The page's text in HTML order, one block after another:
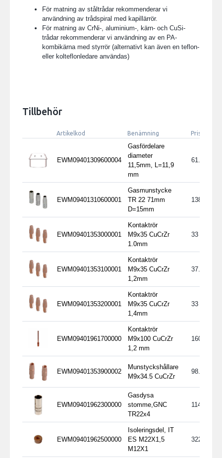
För matning av ståltrådar rekommenderar vi
användning av trådspiral med kapillärrör.
För matning av CrNi-, aluminium-, kärn- och CuSi-
trådar rekommenderar vi användning av en PA-
kombikärna med styrrör (alternativt kan även en teflon-
eller kolteflonledare användas)
Tillbehör
Artikelkod Benämning Pris exkl.
EWM09401309600004
Gasfördelare
diameter
11,5mm, L=11,9
mm
61.80
EWM09401310600001
Gasmunstycke
TR 22 71mm
D=15mm
138
EWM09401353000001
Kontaktrör
M9x35 CuCrZr
1.0mm
33
EWM09401353100001
Kontaktrör
M9x35 CuCrZr
1,2mm
37.91
EWM09401353200001
Kontaktrör
M9x35 CuCrZr
1,4mm
33
EWM09401961700000
Kontaktrör
M9x100 CuCrZr
1,2 mm
160
EWM09401353900002
Munstyckshållare
M9x34.5 CuCrZr
98.15
EWM09401962300000
Gasdysa
stomme,GNC
TR22x4
114
EWM09401962500000
Isoleringsdel, IT
ES M22X1,5
M12X1
322